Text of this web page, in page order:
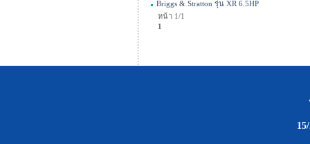
Briggs & Stratton รุ่น XR 6.5HP
หน้า 1/1
1